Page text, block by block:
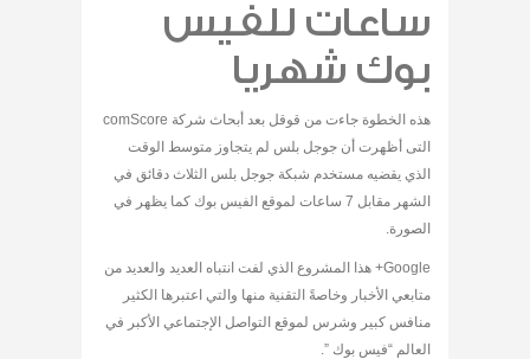
ساعات للفيس
بوك شهريا
هذه الخطوة جاءت من قوقل بعد أبحاث شركة comScore
التى أظهرت أن جوجل بلس لم يتجاوز متوسط الوقت
الذي يقضيه مستخدم شبكة جوجل بلس الثلاث دقائق في
الشهر مقابل 7 ساعات لموقع الفيس بوك كما يظهر في
الصورة.
Google+ هذا المشروع الذي لفت انتباه العديد والعديد من
متابعي الأخبار وخاصةً التقنية منها والتي اعتبرها الكثير
منافس كبير وشرس لموقع التواصل الإجتماعي الأكبر في
العالم “فيس بوك ”.